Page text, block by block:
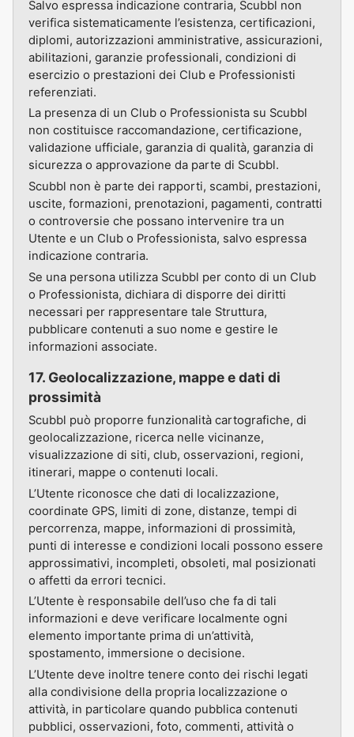
Salvo espressa indicazione contraria, Scubbl non
verifica sistematicamente l’esistenza, certificazioni,
diplomi, autorizzazioni amministrative, assicurazioni,
abilitazioni, garanzie professionali, condizioni di
esercizio o prestazioni dei Club e Professionisti
referenziati.
La presenza di un Club o Professionista su Scubbl
non costituisce raccomandazione, certificazione,
validazione ufficiale, garanzia di qualità, garanzia di
sicurezza o approvazione da parte di Scubbl.
Scubbl non è parte dei rapporti, scambi, prestazioni,
uscite, formazioni, prenotazioni, pagamenti, contratti
o controversie che possano intervenire tra un
Utente e un Club o Professionista, salvo espressa
indicazione contraria.
Se una persona utilizza Scubbl per conto di un Club
o Professionista, dichiara di disporre dei diritti
necessari per rappresentare tale Struttura,
pubblicare contenuti a suo nome e gestire le
informazioni associate.
17. Geolocalizzazione, mappe e dati di
prossimità
Scubbl può proporre funzionalità cartografiche, di
geolocalizzazione, ricerca nelle vicinanze,
visualizzazione di siti, club, osservazioni, regioni,
itinerari, mappe o contenuti locali.
L’Utente riconosce che dati di localizzazione,
coordinate GPS, limiti di zone, distanze, tempi di
percorrenza, mappe, informazioni di prossimità,
punti di interesse e condizioni locali possono essere
approssimativi, incompleti, obsoleti, mal posizionati
o affetti da errori tecnici.
L’Utente è responsabile dell’uso che fa di tali
informazioni e deve verificare localmente ogni
elemento importante prima di un’attività,
spostamento, immersione o decisione.
L’Utente deve inoltre tenere conto dei rischi legati
alla condivisione della propria localizzazione o
attività, in particolare quando pubblica contenuti
pubblici, osservazioni, foto, commenti, attività o